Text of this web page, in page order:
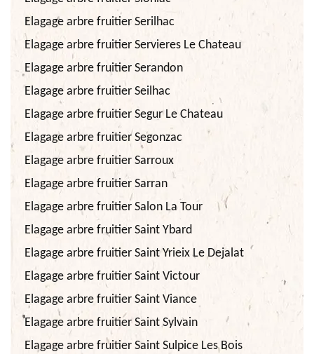
Elagage arbre fruitier Serilhac
Elagage arbre fruitier Servieres Le Chateau
Elagage arbre fruitier Serandon
Elagage arbre fruitier Seilhac
Elagage arbre fruitier Segur Le Chateau
Elagage arbre fruitier Segonzac
Elagage arbre fruitier Sarroux
Elagage arbre fruitier Sarran
Elagage arbre fruitier Salon La Tour
Elagage arbre fruitier Saint Ybard
Elagage arbre fruitier Saint Yrieix Le Dejalat
Elagage arbre fruitier Saint Victour
Elagage arbre fruitier Saint Viance
Elagage arbre fruitier Saint Sylvain
Elagage arbre fruitier Saint Sulpice Les Bois